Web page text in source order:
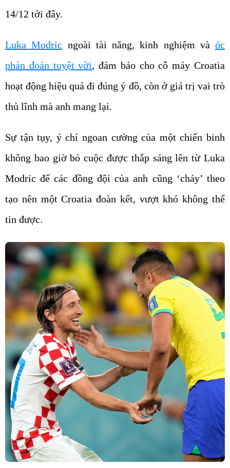
14/12 tới đây.
Luka Modric ngoài tài năng, kinh nghiệm và óc
phán đoán tuyệt vời, đảm bảo cho cỗ máy Croatia
hoạt động hiệu quả đi đúng ý đồ, còn ở giá trị vai trò
thủ lĩnh mà anh mang lại.
Sự tận tụy, ý chí ngoan cường của một chiến binh
không bao giờ bỏ cuộc được thắp sáng lên từ Luka
Modric để các đồng đội của anh cũng ‘cháy’ theo
tạo nên một Croatia đoàn kết, vượt khó không thể
tin được.